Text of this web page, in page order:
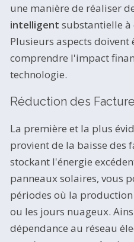
une manière de réaliser
intelligent substantielle à
Plusieurs aspects
comprendre l'impact
technologie.
Réduction des
La première et la plus
provient de la baisse des
stockant l'énergie
panneaux solaires, vous
périodes où la
ou les jours nuageux.
dépendance au réseau